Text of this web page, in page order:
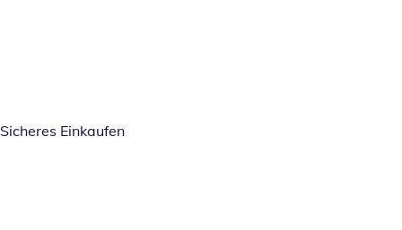
Sicheres Einkaufen